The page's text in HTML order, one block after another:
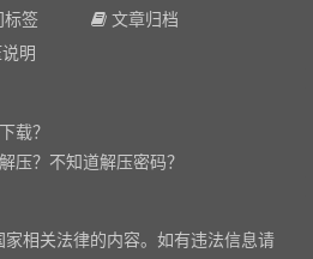
签
文章归档
明
载？
压？不知道解压密码？
相关法律的内容。如有违法信息请